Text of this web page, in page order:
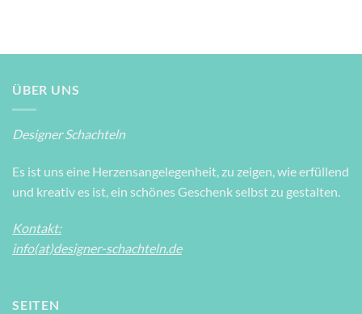
ÜBER UNS
Designer Schachteln
Es ist uns eine Herzensangelegenheit, zu zeigen, wie erfüllend
und kreativ es ist, ein schönes Geschenk selbst zu gestalten.
Kontakt:
info(at)designer-schachteln.de
SEITEN